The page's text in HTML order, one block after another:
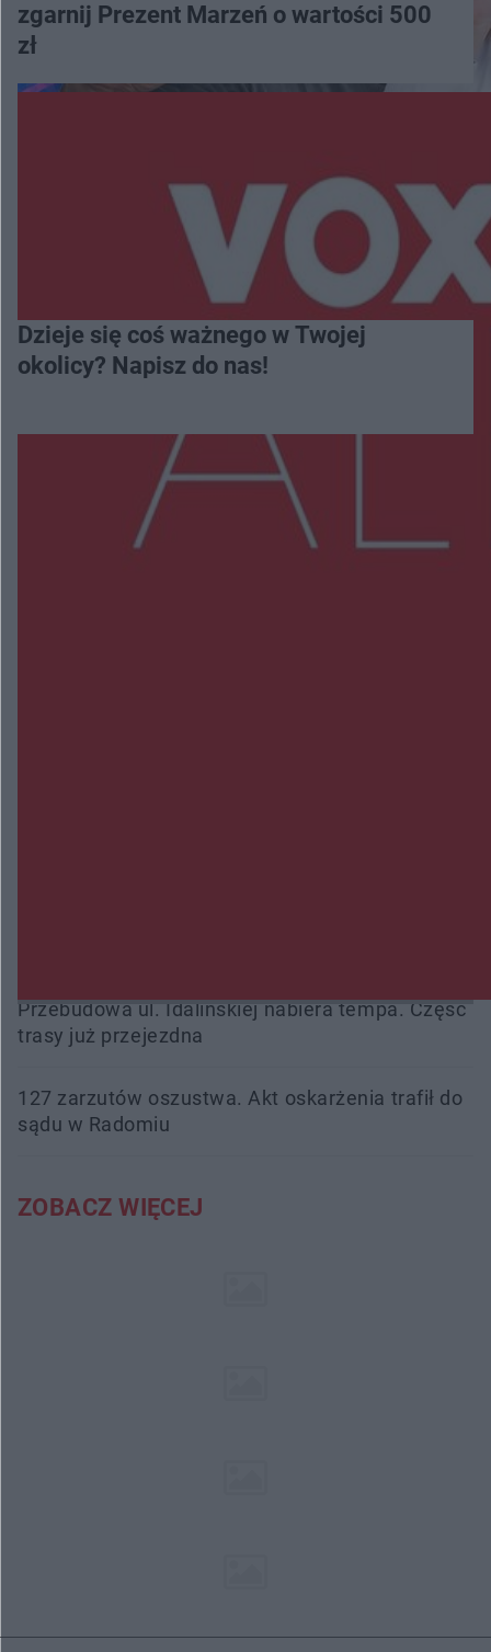
zgarnij Prezent Marzeń o wartości 500
zł
Dzieje się coś ważnego w Twojej
okolicy? Napisz do nas!
Więcej
Przebudowa ul. Idalińskiej nabiera tempa. Część
trasy już przejezdna
127 zarzutów oszustwa. Akt oskarżenia trafił do
sądu w Radomiu
ZOBACZ WIĘCEJ